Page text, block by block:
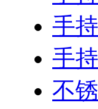
手
手
不